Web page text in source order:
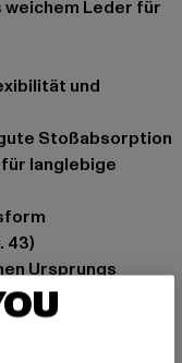
Stoßabsorption
43)
Ursprungs